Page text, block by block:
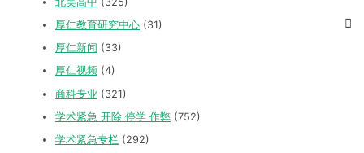
厚仁教育研究中心 (31)
厚仁新闻 (33)
厚仁视频 (4)
商科专业 (321)
学术紧急 开除 停学 作弊 (752)
学术紧急专栏 (292)